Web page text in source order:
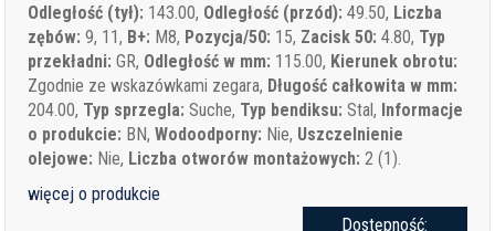
Odległość (tył): 143.00, Odległość (przód): 49.50, Liczba
zębów: 9, 11, B+: M8, Pozycja/50: 15, Zacisk 50: 4.80, Typ
przekładni: GR, Odległość w mm: 115.00, Kierunek obrotu:
Zgodnie ze wskazówkami zegara, Długość całkowita w mm:
204.00, Typ sprzegla: Suche, Typ bendiksu: Stal, Informacje
o produkcie: BN,Wodoodporny: Nie, Uszczelnienie
olejowe: Nie, Liczba otworów montażowych: 2 (1).
więcej o produkcie
Dostępność: